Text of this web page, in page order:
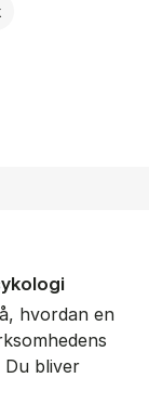
og
hvordan en
Du bliver